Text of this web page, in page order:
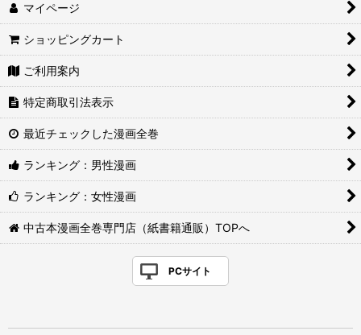
マイページ
ショッピングカート
ご利用案内
特定商取引法表示
最近チェックした漫画全巻
ランキング：男性漫画
ランキング：女性漫画
中古本漫画全巻専門店（紙書籍通販）TOPへ
PCサイト